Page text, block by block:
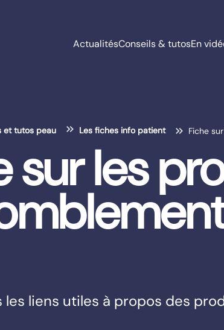
ActualitésConseils & tutosEn
et tutos peau Les fiches info patient Fiche
sur les
les liens utiles à propos des